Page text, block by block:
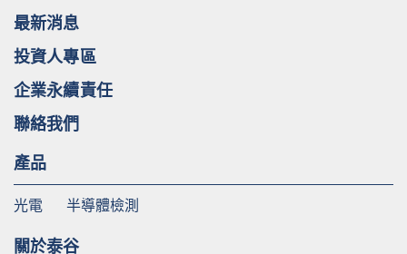
最新消息
投資人專區
企業永續責任
聯絡我們
產品
光電 半導體檢測
關於泰谷